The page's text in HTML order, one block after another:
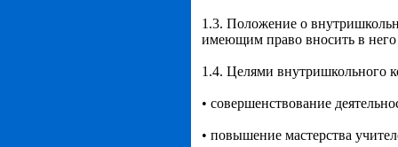
1.3. Положение о
имеющим право вносить в
1.4. Целями внутришкольного
• совершенствование
• повышение мастерства